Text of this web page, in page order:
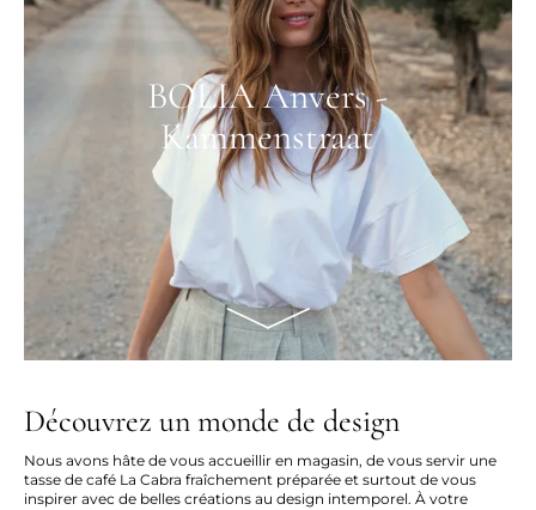
BOLIA Anvers -
Kammenstraat
Découvrez un monde de design
Nous avons hâte de vous accueillir en magasin, de vous servir une
tasse de café La Cabra fraîchement préparée et surtout de vous
inspirer avec de belles créations au design intemporel. À votre